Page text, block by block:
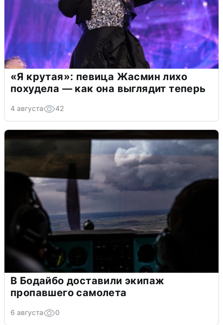
«Я крутая»: певица Жасмин лихо
похудела — как она выглядит теперь
4 августа 42
В Бодайбо доставили экипаж
пропавшего самолета
6 августа 0